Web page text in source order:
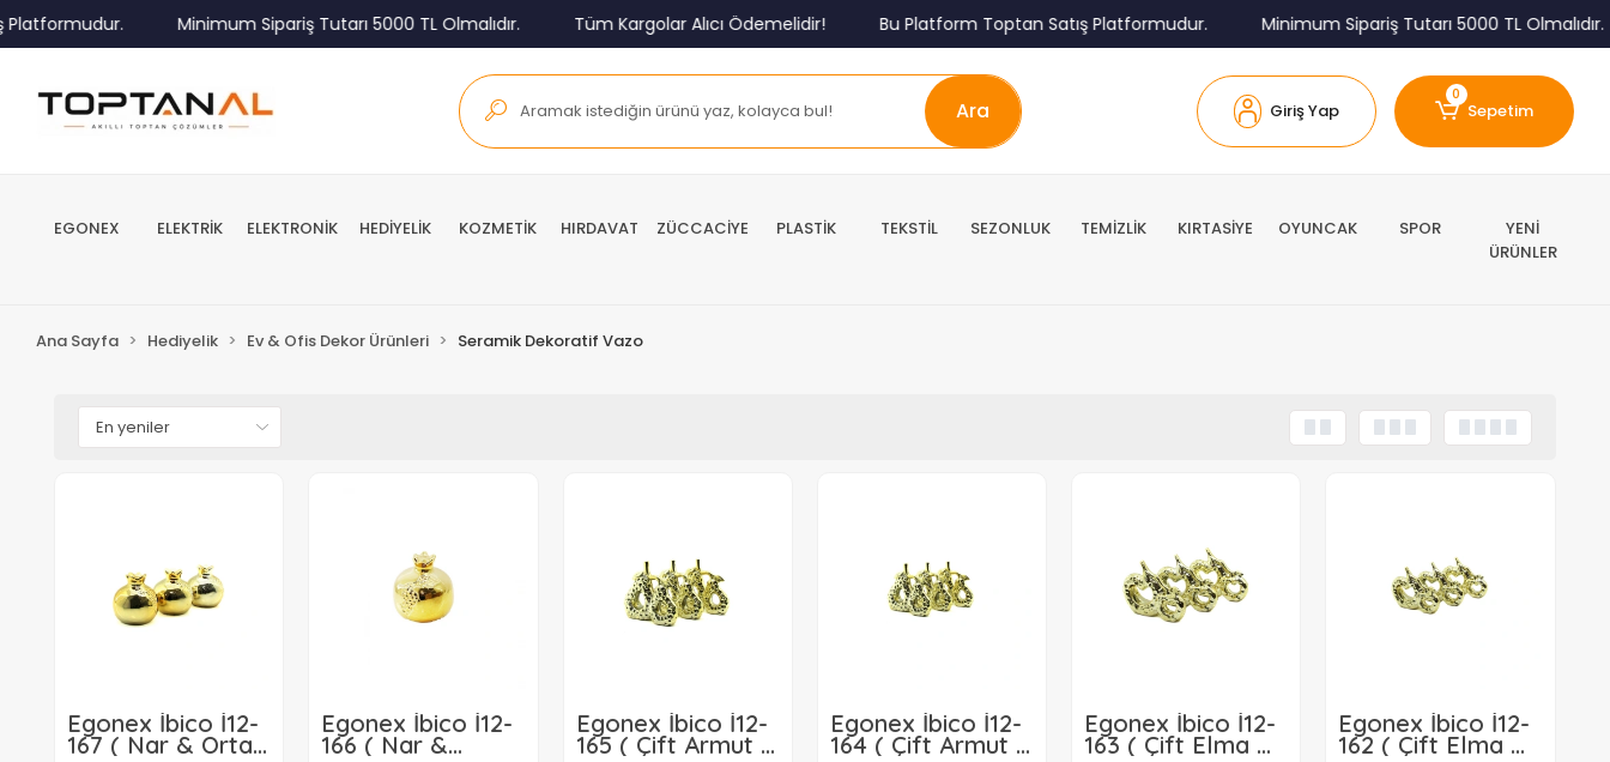
Minimum Sipariş Tutarı 5000 TL Olmalıdır. Tüm Kargolar Alıcı Ödemelidir! Bu Platform Toptan Satış Platformudur. Minimum Sipariş Tutarı 5000 TL Olmalıdır.
Ara Giriş Yap
0
Sepetim
EGONEX ELEKTRİK ELEKTRONİK HEDİYELİK KOZMETİK HIRDAVAT ZÜCCACİYE PLASTİK TEKSTİL SEZONLUK TEMİZLİK KIRTASİYE OYUNCAK SPOR
YENİ
ÜRÜNLER
Ana Sayfa Hediyelik Ev & Ofis Dekor Ürünleri Seramik Dekoratif Vazo
Egonex İbico İ12-
167 ( Nar & Orta )
Egonex İbico İ12-
166 ( Nar &
Egonex İbico İ12-
165 ( Çift Armut &
Egonex İbico İ12-
164 ( Çift Armut &
Egonex İbico İ12-
163 ( Çift Elma &
Egonex İbico İ12-
162 ( Çift Elma &